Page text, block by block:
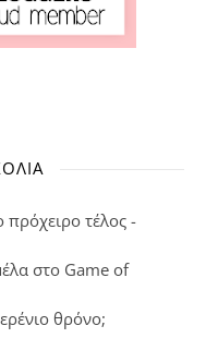
τέλος -
στο Game of
θρόνο;